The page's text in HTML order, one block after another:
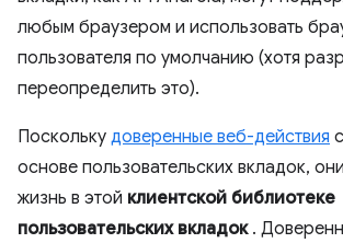
любым браузером и использовать
пользователя по умолчанию (хотя
переопределить это).
Поскольку доверенные веб-действия
основе пользовательских вкладок,
жизнь в этой клиентской библиотеке
пользовательских вкладок.